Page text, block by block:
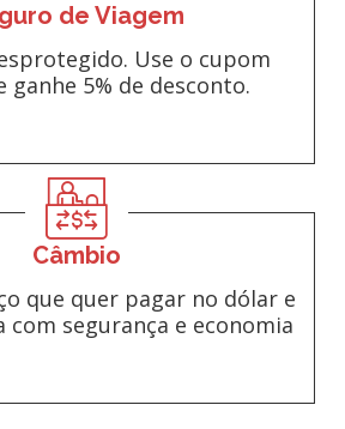
de Viagem
Use o cupom
ganhe 5% de desconto.
Câmbio
que quer pagar no dólar e
com segurança e economia